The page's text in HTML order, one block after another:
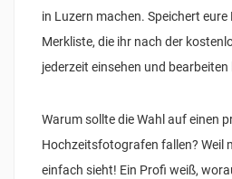
in Luzern machen. Speichert
Merkliste, die ihr nach der
jederzeit einsehen und
Warum sollte die Wahl auf einen
Hochzeitsfotografen fallen? Weil
einfach sieht! Ein Profi weiß,